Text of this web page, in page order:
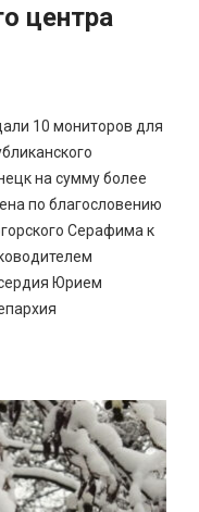
центра
10 мониторов для
на сумму более
по благословению
Серафима к
Юрием